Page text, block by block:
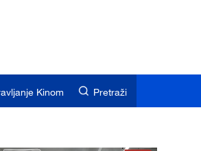
Kinom Pretraži